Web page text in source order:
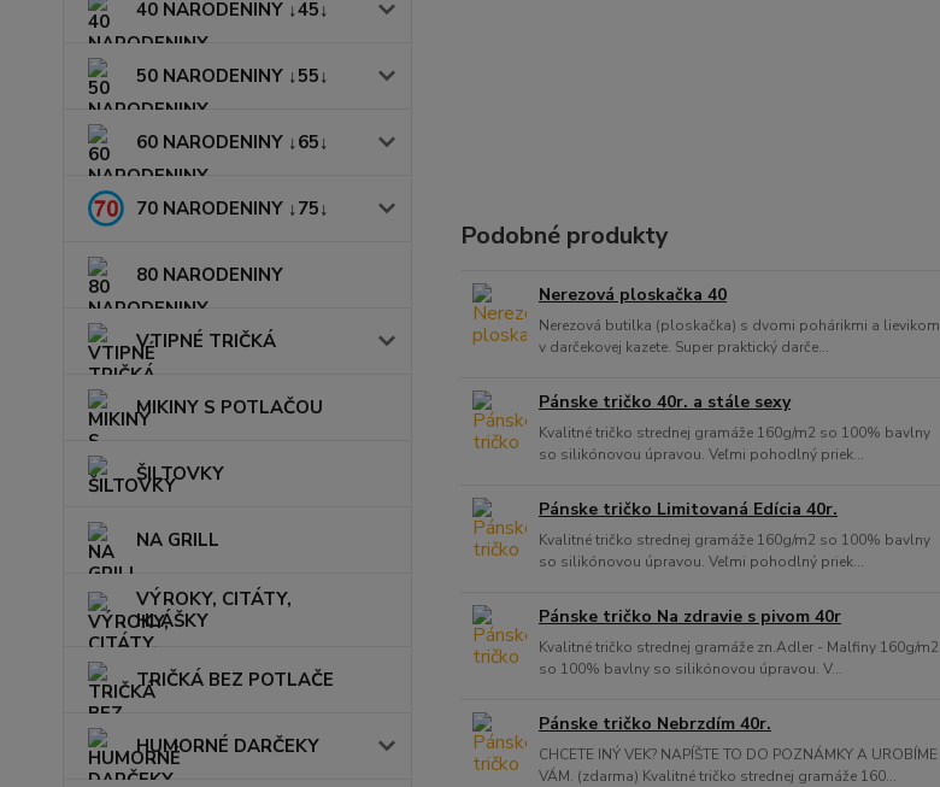
40 NARODENINY ↓45↓
50 NARODENINY ↓55↓
60 NARODENINY ↓65↓
70 NARODENINY ↓75↓
80 NARODENINY
VTIPNÉ TRIČKÁ
MIKINY S POTLAČOU
ŠILTOVKY
NA GRILL
VÝROKY, CITÁTY,
HLÁŠKY
TRIČKÁ BEZ POTLAČE
HUMORNÉ DARČEKY
Podobné produkty
Nerezová ploskačka 40
Nerezová butilka (ploskačka) s dvomi pohárikmi a lievikom
v darčekovej kazete. Super praktický darče...
Pánske tričko 40r. a stále sexy
Kvalitné tričko strednej gramáže 160g/m2 so 100% bavlny
so silikónovou úpravou. Veľmi pohodlný priek...
Pánske tričko Limitovaná Edícia 40r.
Kvalitné tričko strednej gramáže 160g/m2 so 100% bavlny
so silikónovou úpravou. Veľmi pohodlný priek...
Pánske tričko Na zdravie s pivom 40r
Kvalitné tričko strednej gramáže zn.Adler - Malfiny 160g/m2
so 100% bavlny so silikónovou úpravou. V...
Pánske tričko Nebrzdím 40r.
CHCETE INÝ VEK? NAPÍŠTE TO DO POZNÁMKY A UROBÍME
VÁM. (zdarma) Kvalitné tričko strednej gramáže 160...